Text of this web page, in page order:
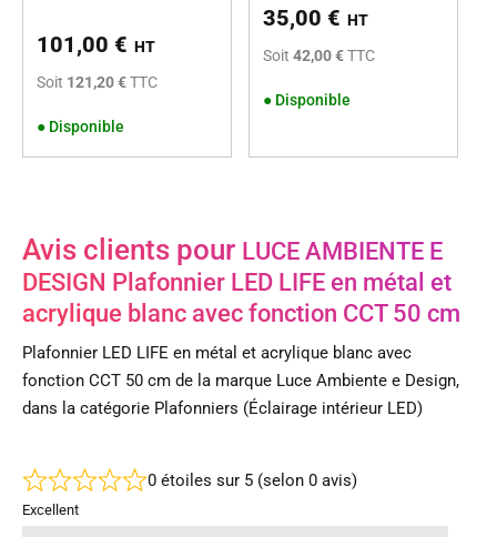
101,00 € HT
Soit 121,20 €TTC
● Disponible
35,00 € HT
Soit 42,00 €TTC
● Disponible
Avis clients pour LUCE AMBIENTE E
DESIGN Plafonnier LED LIFE en métal et
acrylique blanc avec fonction CCT 50 cm
Plafonnier LED LIFE en métal et acrylique blanc avec
fonction CCT 50 cm de la marque Luce Ambiente e Design,
dans la catégorie Plafonniers (Éclairage intérieur LED)
0 étoiles sur 5 (selon 0 avis)
Excellent